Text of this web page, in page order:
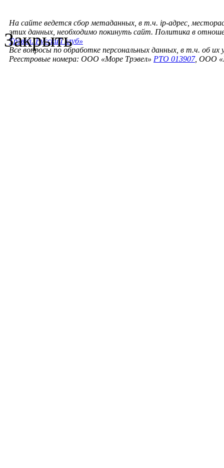
На сайте ведется сбор метаданных, в т.ч. ip-адрес,
этих данных, необходимо покинуть сайт. Политика в
Трэвел. Русский клуб»
Все вопросы по обработке персональных данных, в т.ч. об их
Реестровые номера: ООО «Море Трэвел» РТО 013907, ООО
Закрыть